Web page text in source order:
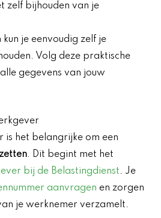
zelf bijhouden van je
je eenvoudig zelf je
Volg deze praktische
gegevens van jouw
is het belangrijke om een
. Dit begint met het
bij de Belastingdienst. Je
aanvragen en zorgen
je werknemer verzamelt.